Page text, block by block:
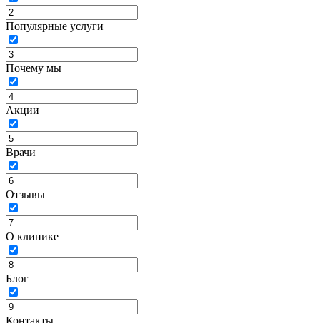
Популярные услуги
Почему мы
Акции
Врачи
Отзывы
О клинике
Блог
Контакты